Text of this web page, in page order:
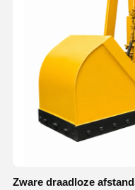
Zware draadloze